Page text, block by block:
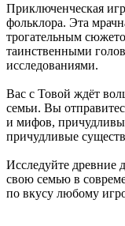
Приключенческая
фольклора. Эта
трогательным
таинственными
исследованиями.
Вас с Товой ждёт
семьи. Вы
и мифов,
причудливые
Исследуйте древние
свою семью в
по вкусу любому